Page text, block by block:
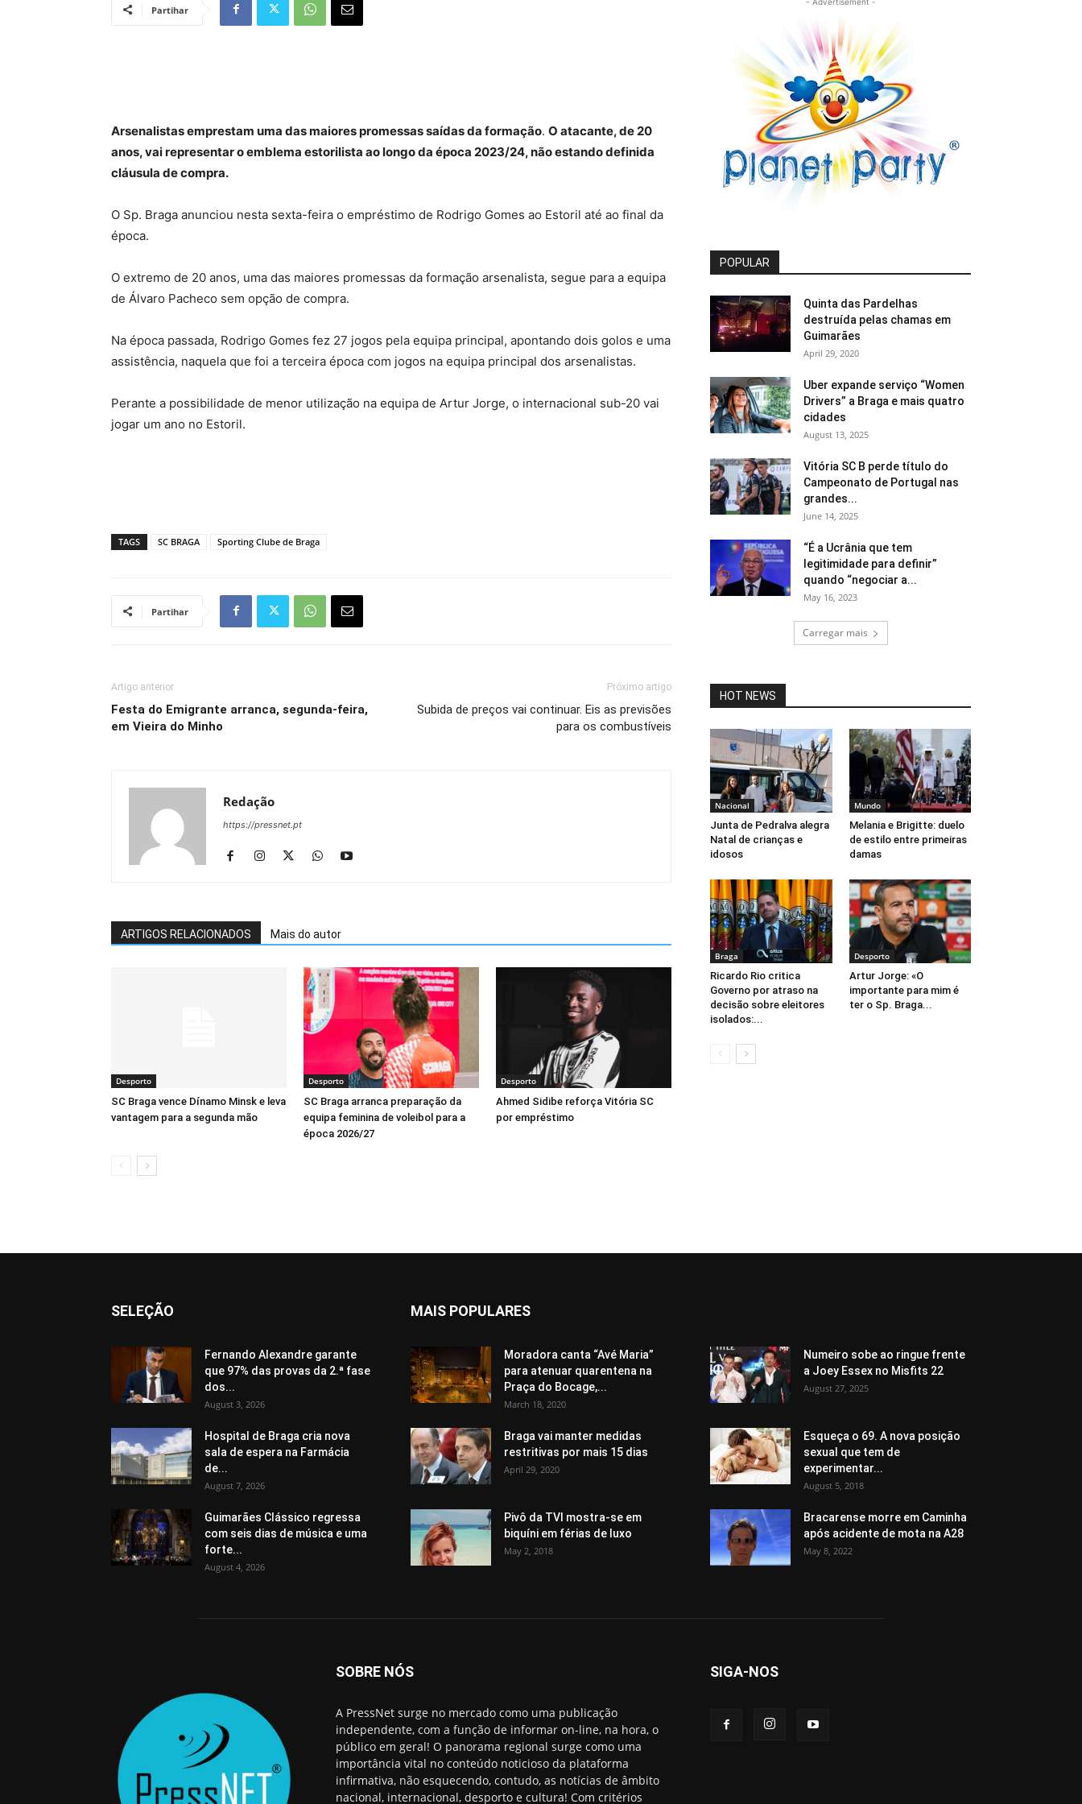
Partihar
Arsenalistas emprestam uma das maiores promessas saídas da formação. O atacante, de 20
anos, vai representar o emblema estorilista ao longo da época 2023/24, não estando definida
cláusula de compra.
O Sp. Braga anunciou nesta sexta-feira o empréstimo de Rodrigo Gomes ao Estoril até ao final da
época.
O extremo de 20 anos, uma das maiores promessas da formação arsenalista, segue para a equipa
de Álvaro Pacheco sem opção de compra.
Na época passada, Rodrigo Gomes fez 27 jogos pela equipa principal, apontando dois golos e uma
assistência, naquela que foi a terceira época com jogos na equipa principal dos arsenalistas.
Perante a possibilidade de menor utilização na equipa de Artur Jorge, o internacional sub-20 vai
jogar um ano no Estoril.
TAGS SC BRAGA Sporting Clube de Braga
Partihar
Artigo anterior
Festa do Emigrante arranca, segunda-feira,
em Vieira do Minho
Próximo artigo
Subida de preços vai continuar. Eis as previsões
para os combustíveis
Redação
https://pressnet.pt
ARTIGOS RELACIONADOS Mais do autor
Desporto
SC Braga vence Dínamo Minsk e leva
vantagem para a segunda mão
Desporto
SC Braga arranca preparação da
equipa feminina de voleibol para a
época 2026/27
Desporto
Ahmed Sidibe reforça Vitória SC
por empréstimo
POPULAR
Quinta das Pardelhas
destruída pelas chamas em
Guimarães
April 29, 2020
Uber expande serviço “Women
Drivers” a Braga e mais quatro
cidades
August 13, 2025
Vitória SC B perde título do
Campeonato de Portugal nas
grandes...
June 14, 2025
“É a Ucrânia que tem
legitimidade para definir”
quando “negociar a...
May 16, 2023
Carregar mais
HOT NEWS
Nacional
Junta de Pedralva alegra
Natal de crianças e
idosos
Mundo
Melania e Brigitte: duelo
de estilo entre primeiras
damas
Braga
Ricardo Rio critica
Governo por atraso na
decisão sobre eleitores
isolados:...
Desporto
Artur Jorge: «O
importante para mim é
ter o Sp. Braga...
SELEÇÃO
Fernando Alexandre garante
que 97% das provas da 2.ª fase
dos...
August 3, 2026
Hospital de Braga cria nova
sala de espera na Farmácia
de...
August 7, 2026
Guimarães Clássico regressa
com seis dias de música e uma
forte...
August 4, 2026
MAIS POPULARES
Moradora canta “Avé Maria”
para atenuar quarentena na
Praça do Bocage,...
March 18, 2020
Numeiro sobe ao ringue frente
a Joey Essex no Misfits 22
August 27, 2025
Braga vai manter medidas
restritivas por mais 15 dias
April 29, 2020
Esqueça o 69. A nova posição
sexual que tem de
experimentar...
August 5, 2018
Pivô da TVI mostra-se em
biquíni em férias de luxo
May 2, 2018
Bracarense morre em Caminha
após acidente de mota na A28
May 8, 2022
SOBRE NÓS
A PressNet surge no mercado como uma publicação
independente, com a função de informar on-line, na hora, o
público em geral! O panorama regional surge como uma
importância vital no conteúdo noticioso da plataforma
infirmativa, não esquecendo, contudo, as notícias de âmbito
nacional, internacional, desporto e cultura! Com critérios
SIGA-NOS